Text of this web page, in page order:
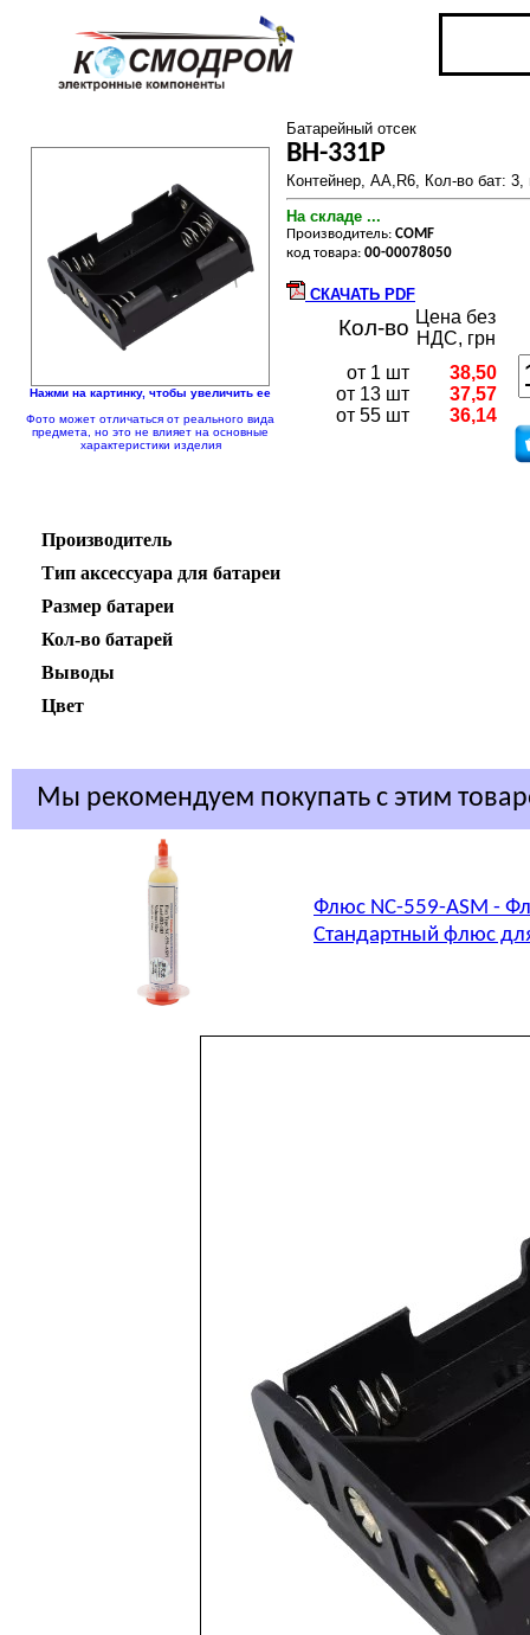
Нажми на картинку, чтобы увеличить ее
Фото может отличаться от реального вида
предмета, но это не влияет на основные
характеристики изделия
Батарейный отсек
BH-331P
Контейнер, AA,R6, Кол-во бат:
На складе ...
Производитель: COMF
код товара: 00-00078050
СКАЧАТЬ PDF
Кол-во Цена без
НДС, грн
от 1 шт
от 13 шт
от 55 шт
38,50
37,57
36,14
Производитель
Тип аксессуара для батареи
Размер батареи
Кол-во батарей
Выводы
Цвет
Мы рекомендуем покупать с этим
Флюс NC-559-ASM -
Стандартный флюс